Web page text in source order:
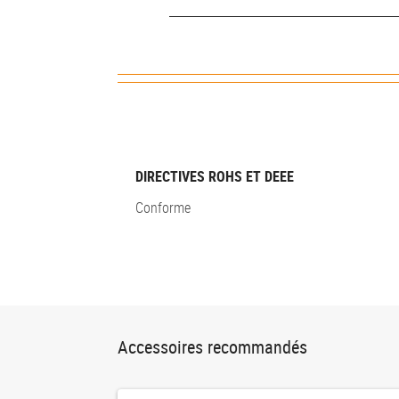
DIRECTIVES ROHS ET DEEE
Conforme
Accessoires recommandés